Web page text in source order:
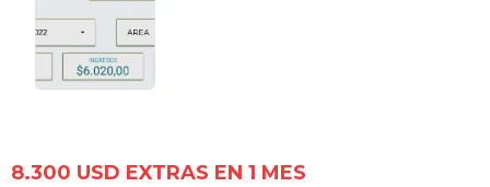
8.300 USD EXTRAS EN 1 MES